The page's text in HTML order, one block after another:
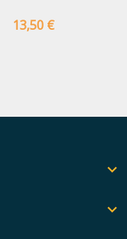
Preço
13,50 €

